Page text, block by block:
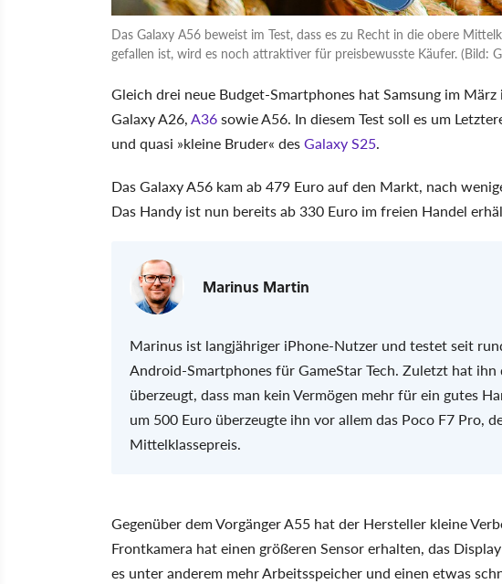
Das Galaxy A56 beweist im Test, dass es zu Recht in die obere
gefallen ist, wird es noch attraktiver für preisbewusste Käufer. (Bild:
Gleich drei neue Budget-Smartphones hat Samsung im
Galaxy A26,A36sowie A56. In diesem Test soll es um
und quasi »kleine Bruder« desGalaxy S25.
Das Galaxy A56 kam ab 479 Euro auf den Markt, nach
Das Handy ist nun bereits ab 330 Euro im freien Handel
Marinus Martin
Marinus ist langjähriger iPhone-Nutzer und testet seit
Android-Smartphones für GameStar Tech. Zuletzt hat ihn
überzeugt, dass man kein Vermögen mehr für ein gutes
um 500 Euro überzeugte ihn vor allem das Poco F7 Pro,
Mittelklassepreis.
Gegenüber dem Vorgänger A55 hat der Hersteller kleine
Frontkamera hat einen größeren Sensor erhalten, das
es unter anderem mehr Arbeitsspeicher und einen etwas